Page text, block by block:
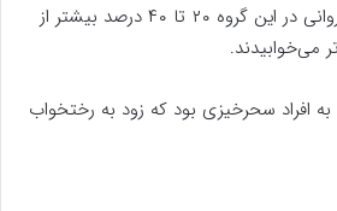
احتمال تشخیص اختلال روانی در این گروه ۲۰ تا ۴۰ درصد بیشتر از
می‌خوابیدند.
افراد سحرخیزی بود که زود به رختخواب